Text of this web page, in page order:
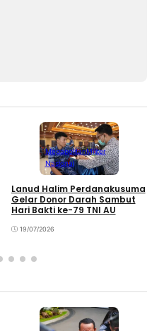
MegapolitanMiliter
Nasional
Lanud Halim Perdanakusuma
Gelar Donor Darah Sambut
Hari Bakti ke-79 TNI AU
19/07/2026